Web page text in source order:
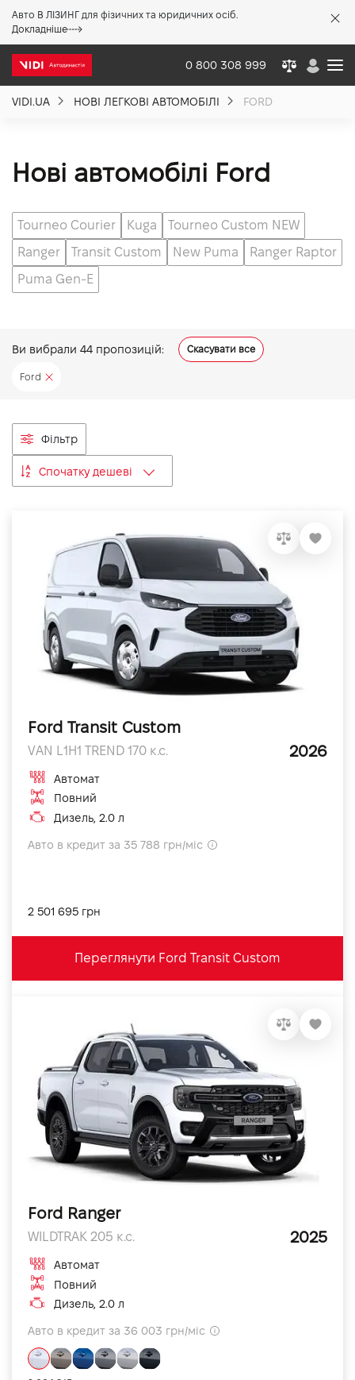
Авто В ЛІЗИНГ для фізичних та юридичних осіб.
Докладніше
0 800 308 999
VIDI.UA НОВІ ЛЕГКОВІ АВТОМОБІЛІ FORD
Нові автомобілі Ford
Tourneo Courier Kuga
Tourneo Custom NEW
Ranger
Transit Custom New Puma
Ranger Raptor
Puma Gen-E
Ви вибрали 44 пропозицій: Скасувати все
Ford
Фільтр
Спочатку дешеві
Ford Transit Custom
VAN L1H1 TREND 170 к.с. 2026
Автомат
Повний
Дизель, 2.0 л
Авто в кредит за 35 788 грн/міс
2 501 695 грн
Переглянути Ford Transit Custom
Ford Ranger
WILDTRAK 205 к.с. 2025
Автомат
Повний
Дизель, 2.0 л
Авто в кредит за 36 003 грн/міс
Акції %
Новини
Політика якості
Контакти
Підпишись на наш канал та слідкуй за
акціями, послугами та новинками